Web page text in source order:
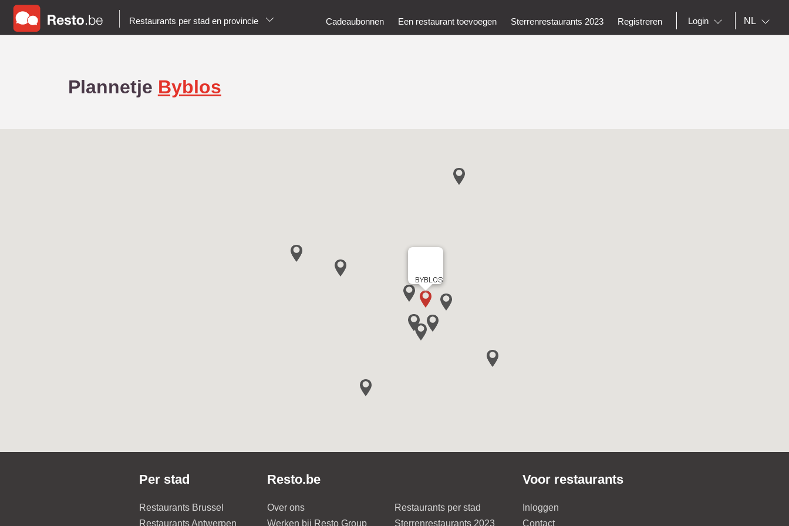
Restaurants per stad en provincie Cadeaubonnen Een restaurant toevoegen Sterrenrestaurants 2023 Registreren Login NL
Plannetje Byblos
BYBLOS
Per stad
Restaurants Brussel
Restaurants Antwerpen
Resto.be
Over ons
Werken bij Resto Group
Restaurants per stad
Sterrenrestaurants 2023
Voor restaurants
Inloggen
Contact